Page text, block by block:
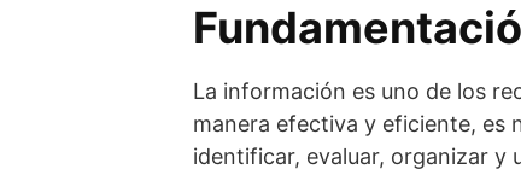
La información es uno de los
manera efectiva y eficiente, es
identificar, evaluar, organizar y